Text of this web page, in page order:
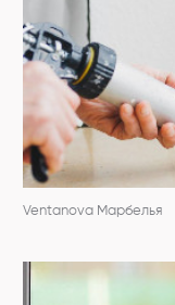
Ventanova Марбелья